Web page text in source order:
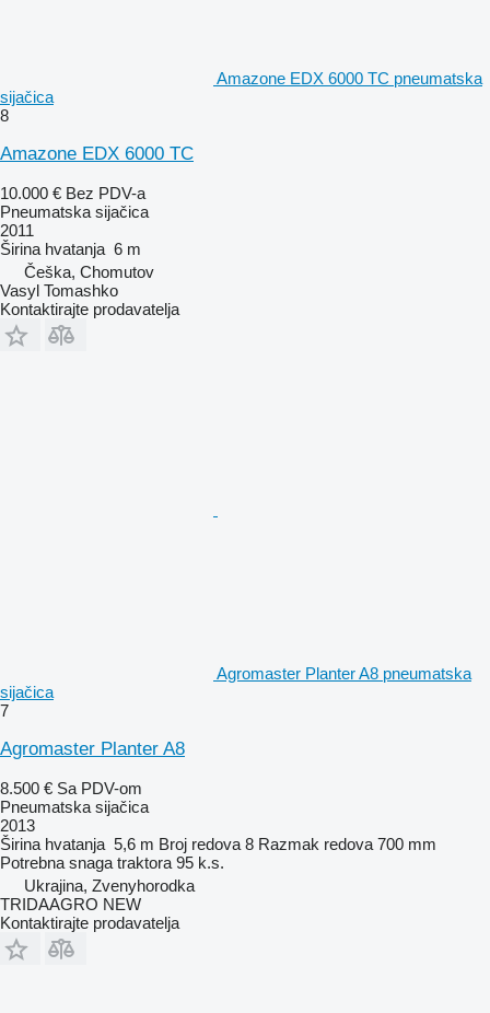
Amazone EDX 6000 TC pneumatska
sijačica
8
Amazone EDX 6000 TC
10.000 € Bez PDV-a
Pneumatska sijačica
2011
Širina hvatanja 6 m
Češka, Chomutov
Vasyl Tomashko
Kontaktirajte prodavatelja
Agromaster Planter A8 pneumatska
sijačica
7
Agromaster Planter A8
8.500 € Sa PDV-om
Pneumatska sijačica
2013
Širina hvatanja 5,6 m Broj redova 8 Razmak redova 700 mm
Potrebna snaga traktora 95 k.s.
Ukrajina, Zvenyhorodka
TRIDAAGRO NEW
Kontaktirajte prodavatelja